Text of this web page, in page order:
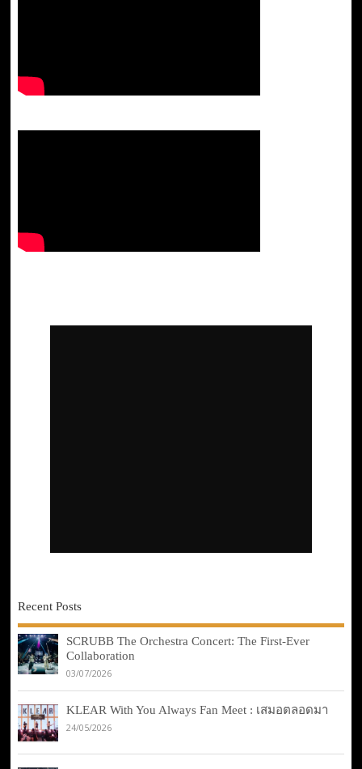
Recent Posts
SCRUBB The Orchestra Concert: The First-Ever
Collaboration
03/07/2026
KLEAR With You Always Fan Meet : เสมอตลอดมา
24/05/2026